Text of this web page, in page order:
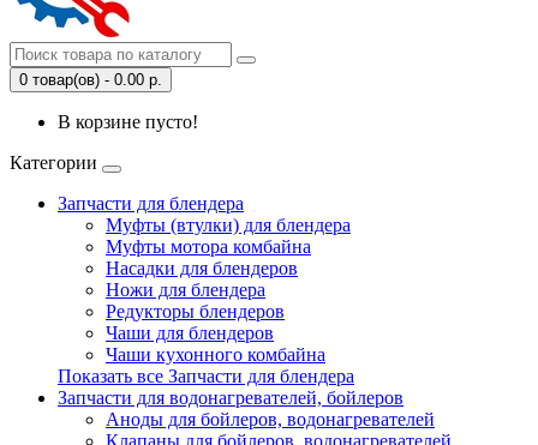
0 товар(ов) - 0.00 р.
В корзине пусто!
Категории
Запчасти для блендера
Муфты (втулки) для блендера
Муфты мотора комбайна
Насадки для блендеров
Ножи для блендера
Редукторы блендеров
Чаши для блендеров
Чаши кухонного комбайна
Показать все Запчасти для блендера
Запчасти для водонагревателей, бойлеров
Аноды для бойлеров, водонагревателей
Клапаны для бойлеров, водонагревателей